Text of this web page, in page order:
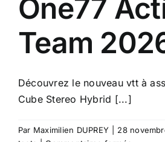
One77
Team
Découvrez le nouveau vtt à
Cube Stereo Hybrid [...]
Par Maximilien DUPREY 28